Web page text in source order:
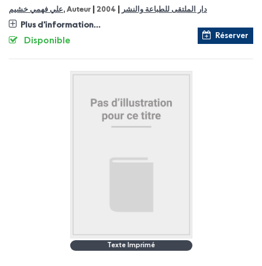
علي فهمي خشيم, Auteur دار الملتقى للطباعة والنشر 2004
Plus d'information...
Réserver
Disponible
Texte Imprimé